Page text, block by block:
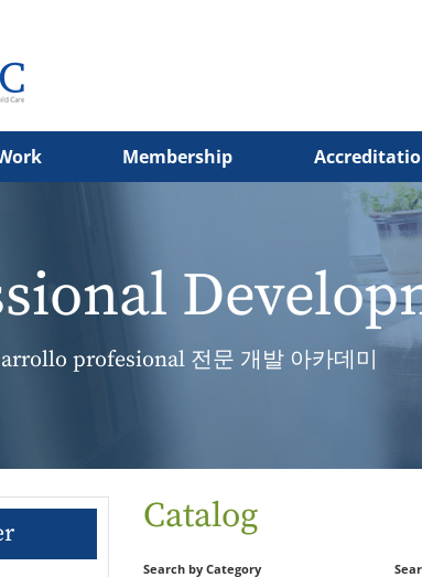
Membership
profesional 전문 개발 아카데미
Catalog
Search by Category